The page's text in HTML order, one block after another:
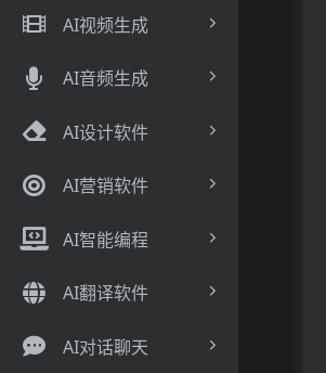
AI视频生成
AI音频生成
AI设计软件
AI营销软件
AI智能编程
AI翻译软件
AI对话聊天